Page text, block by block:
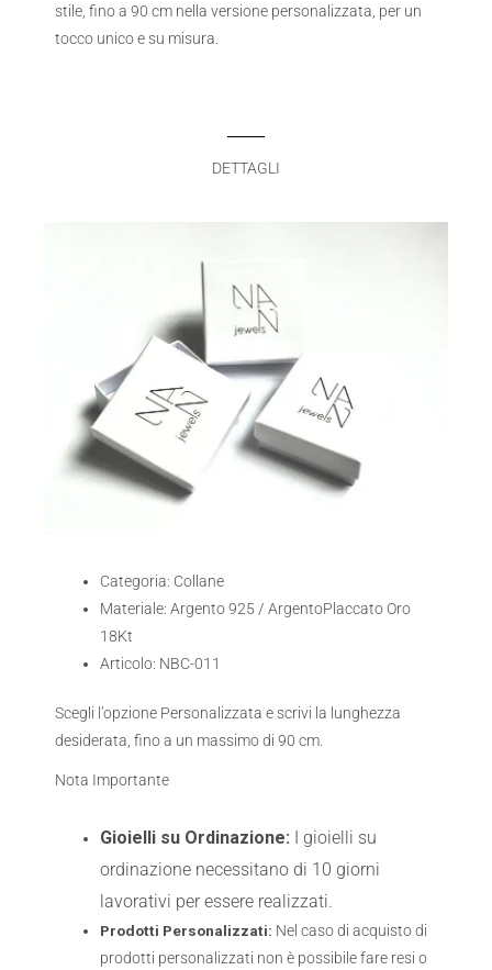
stile, fino a 90 cm nella versione personalizzata, per un
tocco unico e su misura.
DETTAGLI
Categoria: Collane
Materiale: Argento 925 / ArgentoPlaccato Oro
18Kt
Articolo: NBC-011
Scegli l’opzione Personalizzata e scrivi la lunghezza
desiderata, fino a un massimo di 90 cm.
Nota Importante
Gioielli su Ordinazione: I gioielli su
ordinazione necessitano di 10 giorni
lavorativi per essere realizzati.
Prodotti Personalizzati: Nel caso di acquisto di
prodotti personalizzati non è possibile fare resi o